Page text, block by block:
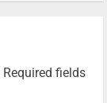
Required fields